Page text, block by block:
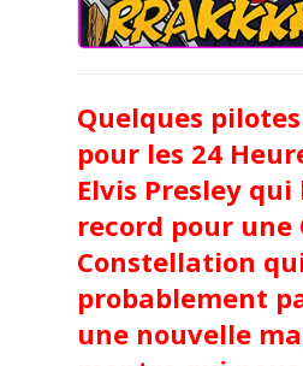
Quelques
pour les 24
Elvis Presley
record pour une
Constellation
probablement
une nouvelle